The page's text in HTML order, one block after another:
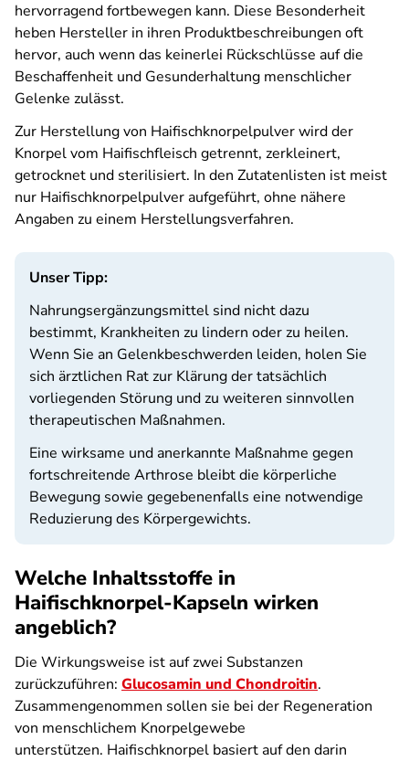
hervorragend fortbewegen kann. Diese Besonderheit
heben Hersteller in ihren Produktbeschreibungen oft
hervor, auch wenn das keinerlei Rückschlüsse auf die
Beschaffenheit und Gesunderhaltung menschlicher
Gelenke zulässt.
Zur Herstellung von Haifischknorpelpulver wird der
Knorpel vom Haifischfleisch getrennt, zerkleinert,
getrocknet und sterilisiert. In den Zutatenlisten ist meist
nur Haifischknorpelpulver aufgeführt, ohne nähere
Angaben zu einem Herstellungsverfahren.
Unser Tipp:
Nahrungsergänzungsmittel sind nicht dazu
bestimmt, Krankheiten zu lindern oder zu heilen.
Wenn Sie an Gelenkbeschwerden leiden, holen Sie
sich ärztlichen Rat zur Klärung der tatsächlich
vorliegenden Störung und zu weiteren sinnvollen
therapeutischen Maßnahmen.
Eine wirksame und anerkannte Maßnahme gegen
fortschreitende Arthrose bleibt die körperliche
Bewegung sowie gegebenenfalls eine notwendige
Reduzierung des Körpergewichts.
Welche Inhaltsstoffe in
Haifischknorpel-Kapseln wirken
angeblich?
Die Wirkungsweise ist auf zwei Substanzen
zurückzuführen: Glucosamin und Chondroitin.
Zusammengenommen sollen sie bei der Regeneration
von menschlichem Knorpelgewebe
unterstützen. Haifischknorpel basiert auf den darin